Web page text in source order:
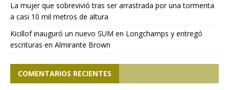
La mujer que sobrevivió tras ser arrastrada por una tormenta
a casi 10 mil metros de altura
Kicillof inauguró un nuevo SUM en Longchamps y entregó
escrituras en Almirante Brown
COMENTARIOS RECIENTES